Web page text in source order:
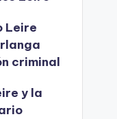
Leire
criminal
y la